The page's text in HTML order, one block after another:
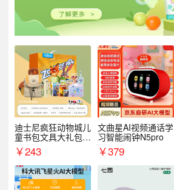
迪士尼疯狂动物城儿
童书包文具大礼包套
装9件套8881
￥243
文曲星AI视频通话学
习智能闹钟N5pro
￥379